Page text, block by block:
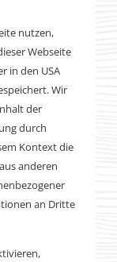
nutzen,
Webseite
in den USA
Wir
der
durch
Kontext die
anderen
an Dritte